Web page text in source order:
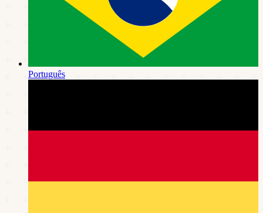
Português